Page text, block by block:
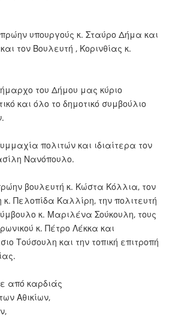
υπουργούς κ. Σταύρο Δήμα και
τον Βουλευτή , Κορινθίας κ.
του Δήμου μας κύριο
και όλο το δημοτικό συμβούλιο
πολιτών και ιδιαίτερα τον
Νανόπουλο.
βουλευτή κ. Κώστα Κόλλια, τον
Πελοπίδα Καλλίρη, την πολιτευτή
κ. Μαριλένα Σούκουλη, τους
κ. Πέτρο Λέκκα και
Τούσουλη και την τοπική επιτροπή
από καρδιάς
Αθικίων,